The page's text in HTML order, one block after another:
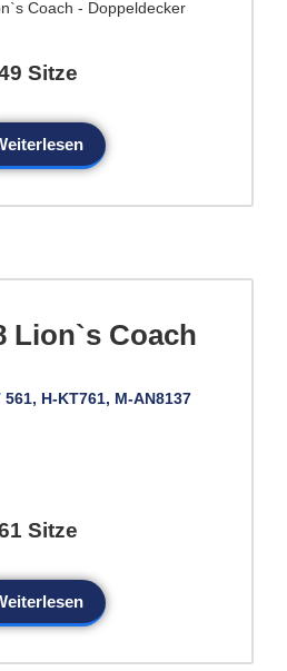
Sitze
Lion`s Coach
561, H-KT761, M-AN8137
Sitze